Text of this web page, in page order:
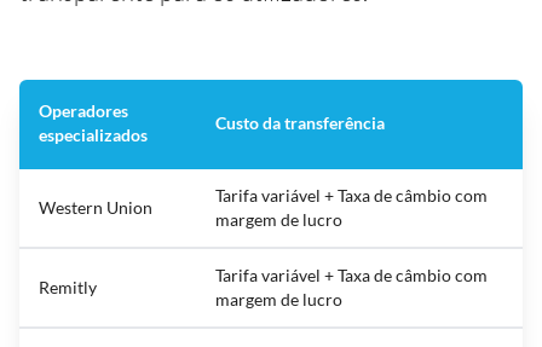
Operadores
especializados
Custo da transferência
Western Union
Tarifa variável + Taxa de câmbio com
margem de lucro
Remitly
Tarifa variável + Taxa de câmbio com
margem de lucro